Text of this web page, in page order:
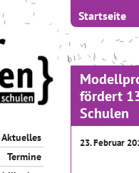
Aktuelles
Termine
Startseite
fördert
Schulen
23. Februar